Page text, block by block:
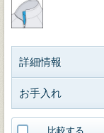
詳細情報
お手入れ
比較する